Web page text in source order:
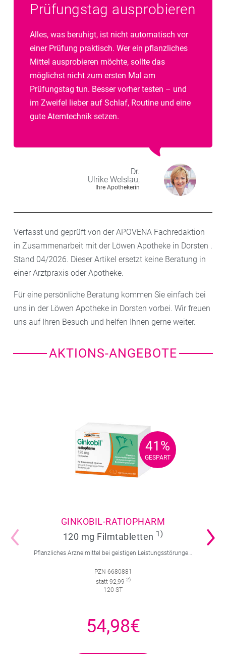
Prüfungstag ausprobieren
Alles, was beruhigt, ist nicht automatisch vor
einer Prüfung praktisch. Wer ein pflanzliches
Mittel ausprobieren möchte, sollte das
möglichst nicht zum ersten Mal am
Prüfungstag tun. Besser vorher testen – und
im Zweifel lieber auf Schlaf, Routine und eine
gute Atemtechnik setzen.
Dr.
Ulrike Welslau,
Ihre Apothekerin
Verfasst und geprüft von der APOVENA Fachredaktion
in Zusammenarbeit mit der Löwen Apotheke in Dorsten .
Stand 04/2026. Dieser Artikel ersetzt keine Beratung in
einer Arztpraxis oder Apotheke.
Für eine persönliche Beratung kommen Sie einfach bei
uns in der Löwen Apotheke in Dorsten vorbei. Wir freuen
uns auf Ihren Besuch und helfen Ihnen gerne weiter.
AKTIONS-ANGEBOTE
41%
GESPART
41%
GESPART
GINKOBIL-RATIOPHARM
120 mg Filmtabletten 1)
PZN 6680881
statt 92,99 2)
120 ST
54,98€